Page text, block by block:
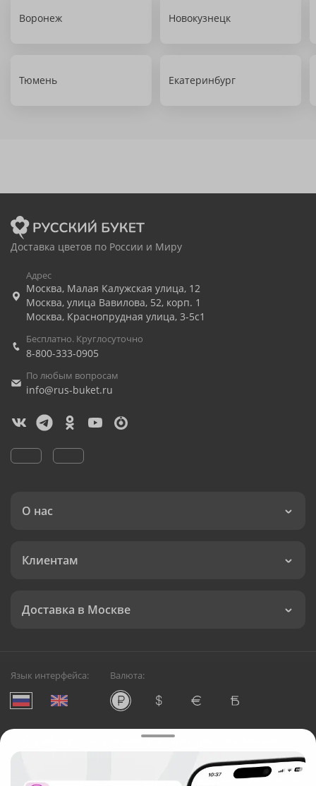
Воронеж Новокузнецк
Тюмень Екатеринбург
Доставка цветов по России и Миру
Адрес
Москва, Малая Калужская улица, 12
Москва, улица Вавилова, 52, корп. 1
Москва, Краснопрудная улица, 3-5с1
Бесплатно. Круглосуточно
8-800-333-0905
По любым вопросам
info@rus-buket.ru
О нас
Клиентам
Доставка в Москве
Язык интерфейса: Валюта:
Служба круглосуточной доставки цветов в Москве
Русский Букет, 2026
Общество с ограниченной ответственностью «Технология»